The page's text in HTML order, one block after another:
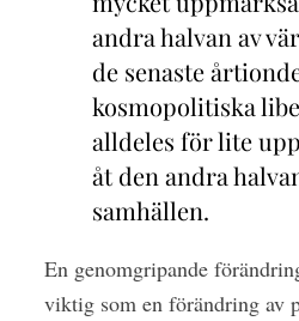
andra halvan av
de senaste
kosmopolitiska
alldeles för lite
åt den andra
samhällen.
En genomgripande
viktig som en förändring av